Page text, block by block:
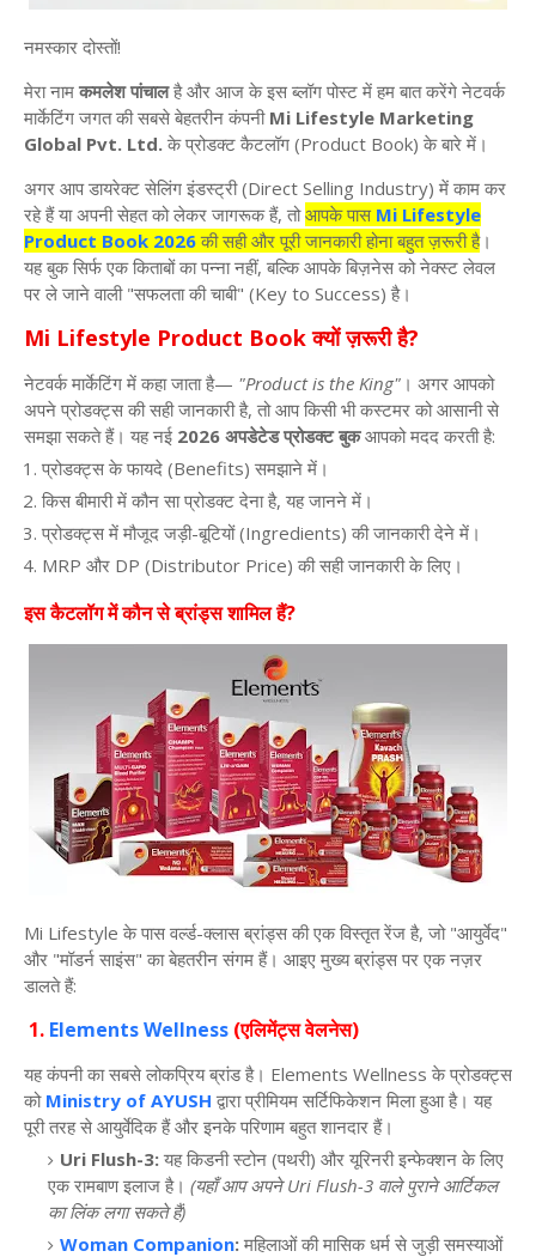
नमस्कार दोस्तों!
मेरा नाम कमलेश पांचाल है और आज के इस ब्लॉग पोस्ट में हम बात करेंगे नेटवर्क
मार्केटिंग जगत की सबसे बेहतरीन कंपनी Mi Lifestyle Marketing
Global Pvt. Ltd. के प्रोडक्ट कैटलॉग (Product Book) के बारे में।
अगर आप डायरेक्ट सेलिंग इंडस्ट्री(Direct Selling Industry) में काम कर
रहे हैं या अपनी सेहत को लेकर जागरूक हैं, तो आपके पास Mi Lifestyle
Product Book 2026 की सही और पूरी जानकारी होना बहुत ज़रूरी है।
यह बुक सिर्फ एक किताबों का पन्ना नहीं, बल्कि आपके बिज़नेस को नेक्स्ट लेवल
पर ले जाने वाली"सफलता की चाबी" (Key to Success) है।
Mi Lifestyle Product Bookक्यों ज़रूरी है?
नेटवर्क मार्केटिंग में कहा जाता है— "Product is the King" । अगर आपको
अपने प्रोडक्ट्स की सही जानकारी है, तो आप किसी भी कस्टमर को आसानी से
समझा सकते हैं। यह नई 2026 अपडेटेड प्रोडक्ट बुक आपको मदद करती है:
प्रोडक्ट्स के फायदे (Benefits) समझाने में।
किस बीमारी में कौन सा प्रोडक्ट देना है, यह जानने में।
प्रोडक्ट्स में मौजूद जड़ी-बूटियों(Ingredients) की जानकारी देने में।
MRP और DP (Distributor Price) की सही जानकारी के लिए।
इसकैटलॉगमेंकौनसेब्रांड्सशामिलहैं?
Mi Lifestyle के पास वर्ल्ड-क्लास ब्रांड्स की एक विस्तृत रेंज है, जो"आयुर्वेद"
और "मॉडर्न साइंस" का बेहतरीन संगम हैं। आइए मुख्य ब्रांड्स पर एक नज़र
डालते हैं:
1. Elements Wellness (एलिमेंट्सवेलनेस)
यह कंपनी का सबसे लोकप्रिय ब्रांड है। Elements Wellness के प्रोडक्ट्स
को Ministry of AYUSH द्वारा प्रीमियम सर्टिफिकेशन मिला हुआ है। यह
पूरी तरह से आयुर्वेदिक हैं और इनके परिणाम बहुत शानदार हैं।
Uri Flush-3: यह किडनी स्टोन (पथरी) और यूरिनरी इन्फेक्शन के लिए
एक रामबाण इलाज है। (यहाँ आप अपनेUri Flush-3 वाले पुराने आर्टिकल
का लिंक लगा सकते हैं)
Woman Companion: महिलाओं की मासिक धर्म से जुड़ी समस्याओं